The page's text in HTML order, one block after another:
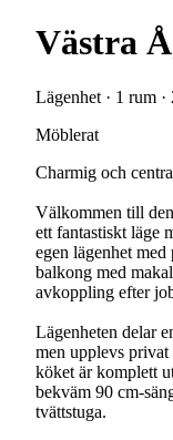
Västra
Lägenhet · 1 rum ·
Möblerat
Charmig och
Välkommen till
ett fantastiskt läge
egen lägenhet
balkong med
avkoppling efter
Lägenheten delar
men upplevs
köket är komplett
bekväm 90 cm-
tvättstuga.